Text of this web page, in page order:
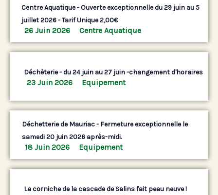
Centre Aquatique - Ouverte exceptionnelle du 29 juin au 5
juillet 2026 - Tarif Unique 2,00€
26 Juin 2026 Centre Aquatique
Déchèterie - du 24 juin au 27 juin -changement d'horaires
23 Juin 2026 Equipement
Déchetterie de Mauriac - Fermeture exceptionnelle le
samedi 20 juin 2026 après-midi.
18 Juin 2026 Equipement
La corniche de la cascade de Salins fait peau neuve !